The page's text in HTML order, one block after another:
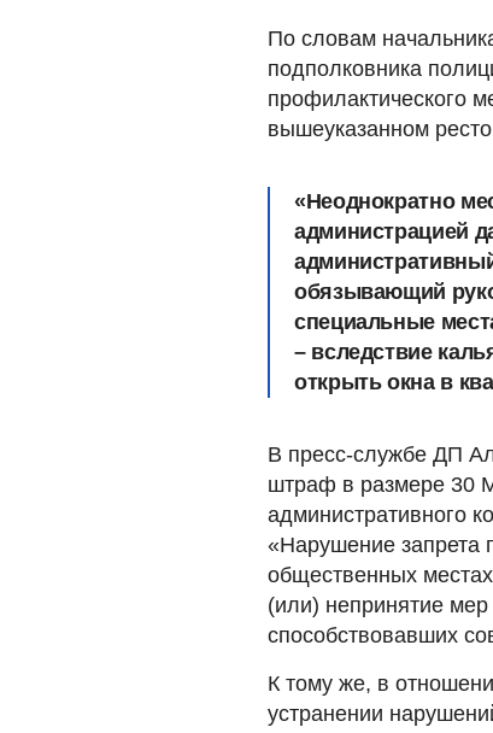
По словам
подполковника
профилактического
вышеуказанном
«Неоднократно
администрацией
обязывающий
специальные
– вследствие
открыть окна в
В пресс-службе ДП
штраф в размере 30
административного
«Нарушение запрета
общественных
(или) непринятие
способствовавших
К тому же, в
устранении